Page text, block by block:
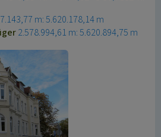
m: 5.620.178,14 m
2.578.994,61 m: 5.620.894,75 m